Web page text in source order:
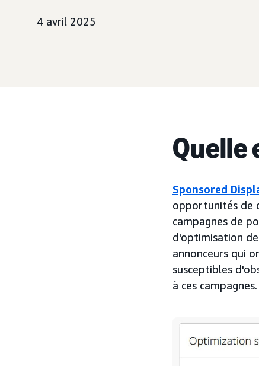
4 avril 2025
Quelle
Sponsored
opportunités de
campagnes de
d'optimisation
annonceurs qui
susceptibles
à ces campagnes.